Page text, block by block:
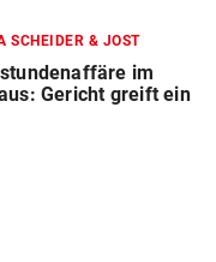
SCHEIDER & JOST
im
Gericht greift ein